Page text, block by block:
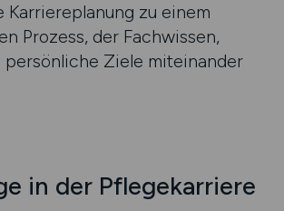
Karriereplanung zu einem
Prozess, der Fachwissen,
persönliche Ziele miteinander
in der Pflegekarriere